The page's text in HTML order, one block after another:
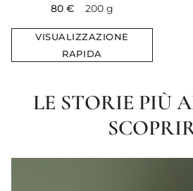
current price
80 € 200 g
VISUALIZZAZIONE
RAPIDA
LE STORIE PIÙ